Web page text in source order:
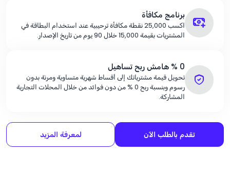
برنامج مكافأة
اكسب 25,000 نقطة مكافأة ترحيبية عند استخدام البطاقة في
المشتريات بقيمة 15,000 خلال 90 يوم من تاريخ الإصدار.
% 0 هامش ربح تساهيل
تحويل قيمة مشترياتك إلى أقساط شهرية متساوية ومرنة بدون
رسوم وبنسبة ربح % 0 من دون فوائد من خلال المحلات التجارية
المشاركة.
تقدم بالطلب الآن لمعرفة المزيد